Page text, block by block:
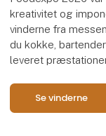
kreativitet og
vinderne fra
du kokke,
leveret
Se vinderne